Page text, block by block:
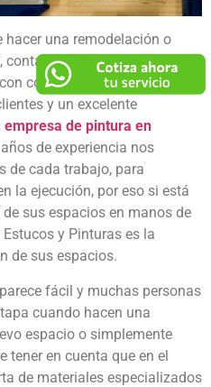
una remodelación o
contar con un equipo de
conocimientos en el tema
y un excelente
empresa de pintura en
de experiencia nos
de cada trabajo, para
la ejecución, por eso si está
sus espacios en manos de
y Pinturas es la
de sus espacios.
fácil y muchas personas
cuando hacen una
espacio o simplemente
tener en cuenta que en el
de materiales especializados